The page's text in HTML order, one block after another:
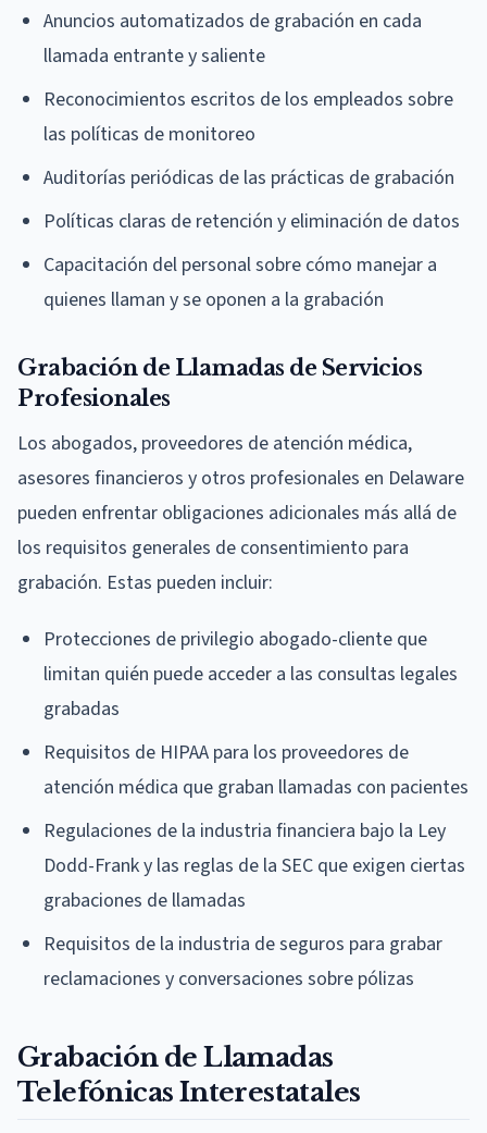
Anuncios automatizados de grabación en cada
llamada entrante y saliente
Reconocimientos escritos de los empleados sobre
las políticas de monitoreo
Auditorías periódicas de las prácticas de grabación
Políticas claras de retención y eliminación de datos
Capacitación del personal sobre cómo manejar a
quienes llaman y se oponen a la grabación
Grabación de Llamadas de Servicios
Profesionales
Los abogados, proveedores de atención médica,
asesores financieros y otros profesionales en Delaware
pueden enfrentar obligaciones adicionales más allá de
los requisitos generales de consentimiento para
grabación. Estas pueden incluir:
Protecciones de privilegio abogado-cliente que
limitan quién puede acceder a las consultas legales
grabadas
Requisitos de HIPAA para los proveedores de
atención médica que graban llamadas con pacientes
Regulaciones de la industria financiera bajo la Ley
Dodd-Frank y las reglas de la SEC que exigen ciertas
grabaciones de llamadas
Requisitos de la industria de seguros para grabar
reclamaciones y conversaciones sobre pólizas
Grabación de Llamadas
Telefónicas Interestatales